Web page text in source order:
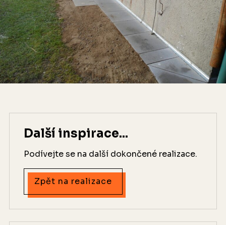
Další inspirace...
Podívejte se na další dokončené realizace.
Zpět na realizace